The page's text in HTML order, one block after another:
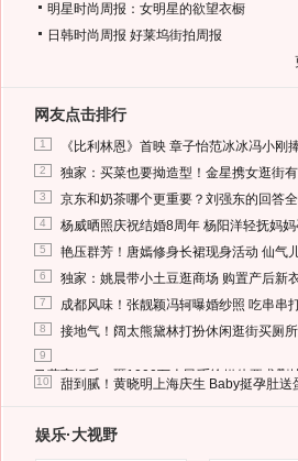
明星时尚周报：女明星的欲望衣橱
日韩时尚周报 好莱坞街拍周报
网友点击排行
1 《比利林恩》首映 章子怡范冰冰冯小刚
2 独家：买菜也要拗造型！金星携女逛街
3 京东和奶茶哪个更重要？刘强东的回答全
4 杨威晒照庆祝结婚8周年 杨阳洋轻抚妈
5 艳压群芳！唐嫣修身长裙现身活动 仙气
6 独家：姚晨带小土豆逛商场 购置产后新
7 成都风味！张靓颖冯轲曝婚纱照 吃串串
8 接地气！阔太熊黛林打扮休闲逛街买厕
9
马蓉离婚后，砸1000万人民币给媒体要求删
10 甜到腻！黄晓明上海庆生 Baby挺孕肚送
娱乐·大视野